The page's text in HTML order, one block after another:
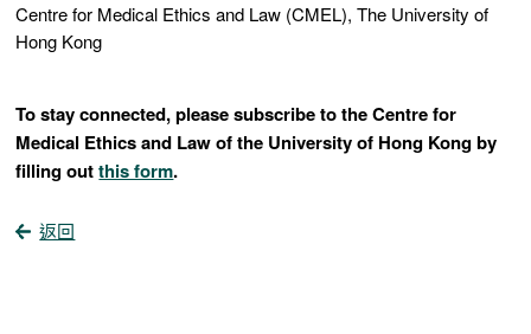
Centre for Medical Ethics and Law (CMEL), The University of
Hong Kong
To stay connected, please subscribe to the Centre for
Medical Ethics and Law of the University of Hong Kong by
filling outthis form.
返回